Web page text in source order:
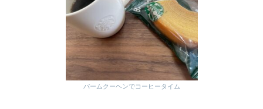
バームクーヘンでコーヒータイム